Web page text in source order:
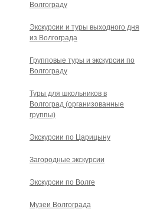
Волгограду
Экскурсии и туры выходного дня
из Волгограда
Групповые туры и экскурсии по
Волгограду
Туры для школьников в
Волгоград (организованные
группы)
Экскурсии по Царицыну
Загородные экскурсии
Экскурсии по Волге
Музеи Волгограда